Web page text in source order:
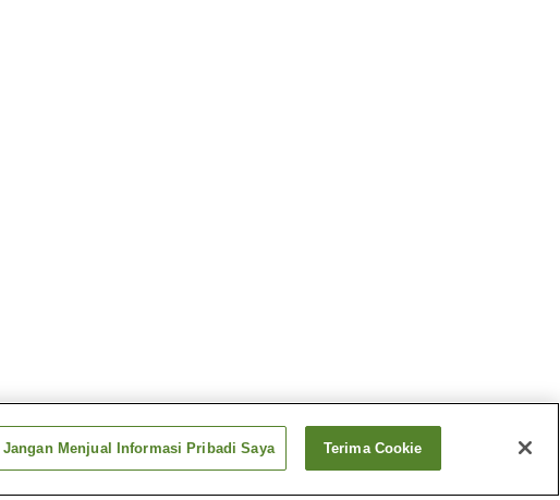
Jangan Menjual Informasi Pribadi Saya Terima Cookie